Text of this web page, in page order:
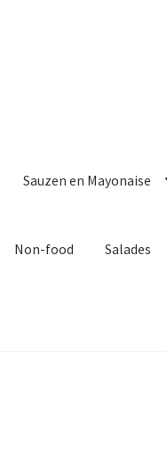
Sauzen en Mayonaise
Non-food Salades